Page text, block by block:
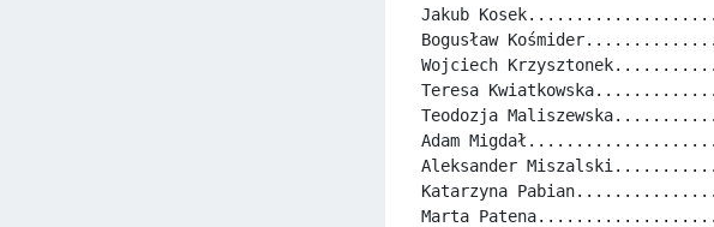
Jakub
Bogusław
Wojciech
Teresa
Teodozja
Adam
Aleksander
Katarzyna
Marta